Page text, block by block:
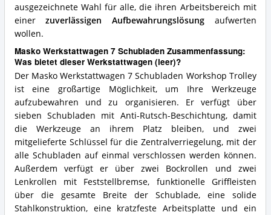
ausgezeichnete Wahl für alle, die ihren Arbeitsbereich mit
einerzuverlässigen Aufbewahrungslösung aufwerten
wollen.
Masko Werkstattwagen 7 Schubladen Zusammenfassung:
Was bietet dieser Werkstattwagen (leer)?
Der Masko Werkstattwagen 7 Schubladen Workshop Trolley
ist eine großartige Möglichkeit, um Ihre Werkzeuge
aufzubewahren und zu organisieren. Er verfügt über
sieben Schubladen mit Anti-Rutsch-Beschichtung, damit
die Werkzeuge an ihrem Platz bleiben, und zwei
mitgelieferte Schlüssel für die Zentralverriegelung, mit der
alle Schubladen auf einmal verschlossen werden können.
Außerdem verfügt er über zwei Bockrollen und zwei
Lenkrollen mit Feststellbremse, funktionelle Griffleisten
über die gesamte Breite der Schublade, eine solide
Stahlkonstruktion, eine kratzfeste Arbeitsplatte und ein